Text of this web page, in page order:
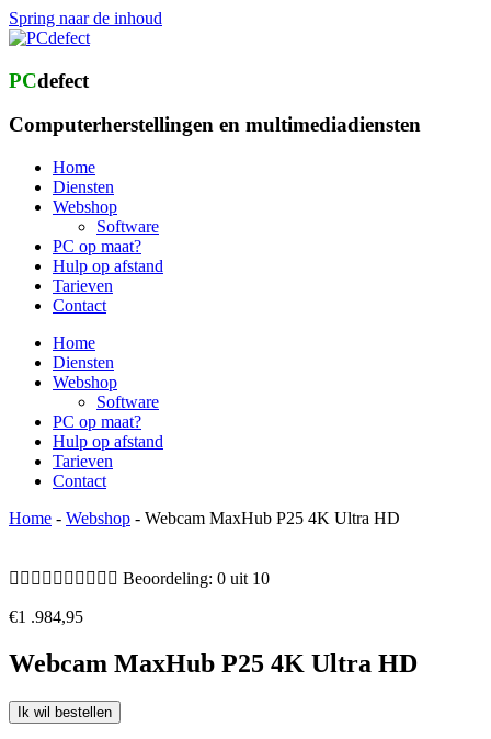
Spring naar de inhoud
PCdefect
Computerherstellingen en multimediadiensten
Home
Diensten
Webshop
Software
PC op maat?
Hulp op afstand
Tarieven
Contact
Home
Diensten
Webshop
Software
PC op maat?
Hulp op afstand
Tarieven
Contact
Home - Webshop - Webcam MaxHub P25 4K Ultra HD
          Beoordeling: 0 uit 10
€1 .984,95
Webcam MaxHub P25 4K Ultra HD
Ik wil bestellen